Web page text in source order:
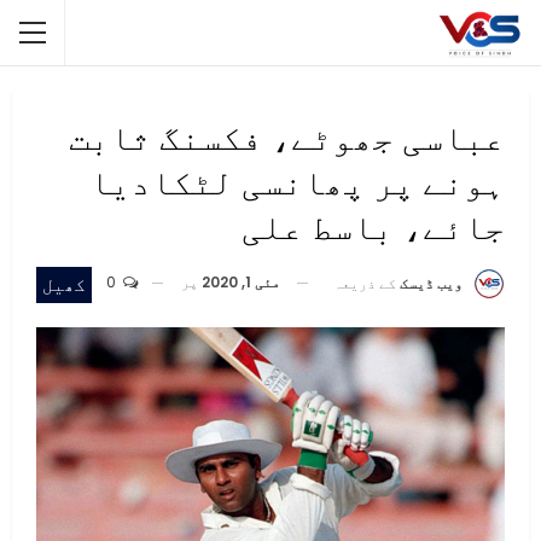
عباسی جھوٹے، فکسنگ ثابت
ہونے پر پھانسی لٹکادیا
جائے، باسط علی
کھیل ویب ڈیسک کے ذریعہ مئی 1, 2020 پر